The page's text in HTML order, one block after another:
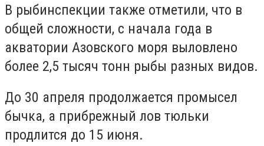
В рыбинспекции также отметили, что в
общей сложности, с начала года в
акватории Азовского моря выловлено
более 2,5 тысяч тонн рыбы разных видов.
До 30 апреля продолжается промысел
бычка, а прибрежный лов тюльки
продлится до 15 июня.